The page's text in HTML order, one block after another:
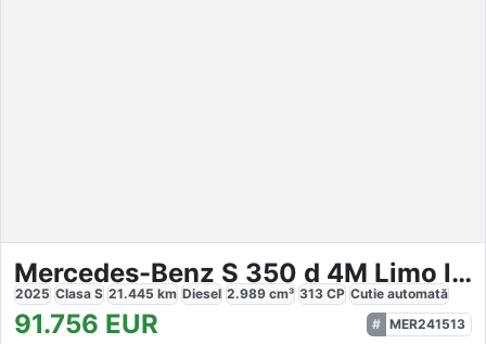
Mercedes-Benz S 350 d 4M Limo lang AMG AR HUD DRIVE
2025 Clasa S 21.445 km Diesel 2.989 cm³ 313 CP Cutie automată
91.756 EUR
MER241513